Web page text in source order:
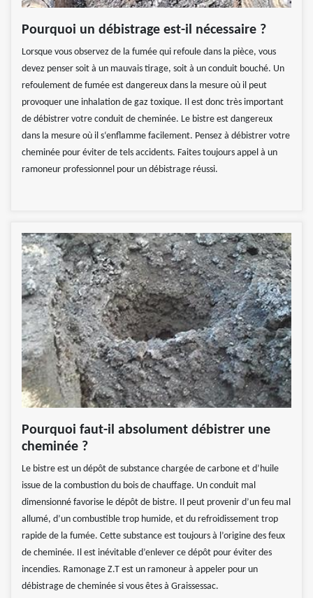
Pourquoi un débistrage est-il nécessaire ?
Lorsque vous observez de la fumée qui refoule dans la pièce, vous
devez penser soit à un mauvais tirage, soit à un conduit bouché. Un
refoulement de fumée est dangereux dans la mesure où il peut
provoquer une inhalation de gaz toxique. Il est donc très important
de débistrer votre conduit de cheminée. Le bistre est dangereux
dans la mesure où il s‘enflamme facilement. Pensez à débistrer votre
cheminée pour éviter de tels accidents. Faites toujours appel à un
ramoneur professionnel pour un débistrage réussi.
Pourquoi faut-il absolument débistrer une
cheminée ?
Le bistre est un dépôt de substance chargée de carbone et d’huile
issue de la combustion du bois de chauffage. Un conduit mal
dimensionné favorise le dépôt de bistre. Il peut provenir d’un feu mal
allumé, d’un combustible trop humide, et du refroidissement trop
rapide de la fumée. Cette substance est toujours à l’origine des feux
de cheminée. Il est inévitable d’enlever ce dépôt pour éviter des
incendies. Ramonage Z.T est un ramoneur à appeler pour un
débistrage de cheminée si vous êtes à Graissessac.